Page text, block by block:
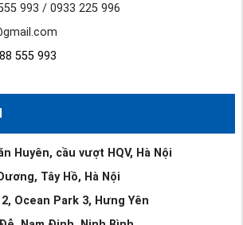
993 / 0933 225 996
555 993
Huyên, cầu vượt HQV, Hà Nội
Tây Hồ, Hà Nội
Ocean Park 3, Hưng Yên